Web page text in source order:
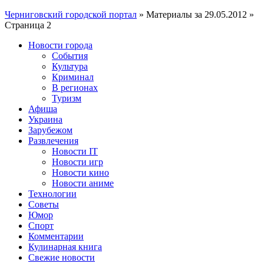
Черниговский городской портал » Материалы за 29.05.2012 »
Страница 2
Новости города
События
Культура
Криминал
В регионах
Туризм
Афиша
Украина
Зарубежом
Развлечения
Новости IT
Новости игр
Новости кино
Новости аниме
Технологии
Советы
Юмор
Спорт
Комментарии
Кулинарная книга
Свежие новости